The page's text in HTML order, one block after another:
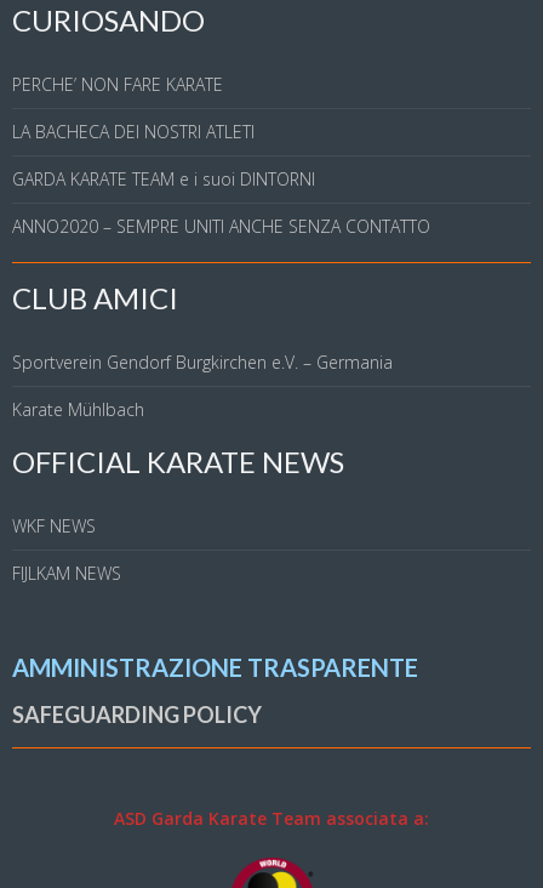
CURIOSANDO
PERCHE’ NON FARE KARATE
LA BACHECA DEI NOSTRI ATLETI
GARDA KARATE TEAM e i suoi DINTORNI
ANNO2020 – SEMPRE UNITI ANCHE SENZA CONTATTO
CLUB AMICI
Sportverein Gendorf Burgkirchen e.V. – Germania
Karate Mühlbach
OFFICIAL KARATE NEWS
WKF NEWS
FIJLKAM NEWS
AMMINISTRAZIONE TRASPARENTE
SAFEGUARDING POLICY
ASD Garda Karate Team associata a: